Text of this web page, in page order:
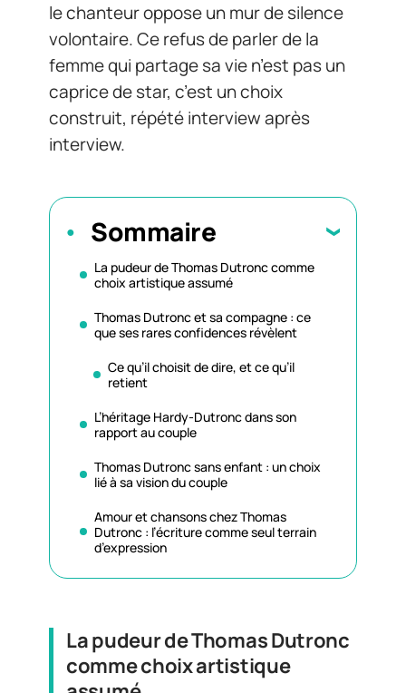
le chanteur oppose un mur de silence
volontaire. Ce refus de parler de la
femme qui partage sa vie n’est pas un
caprice de star, c’est un choix
construit, répété interview après
interview.
Sommaire
La pudeur de Thomas Dutronc comme
choix artistique assumé
Thomas Dutronc et sa compagne : ce
que ses rares confidences révèlent
Ce qu’il choisit de dire, et ce qu’il
retient
L’héritage Hardy-Dutronc dans son
rapport au couple
Thomas Dutronc sans enfant : un choix
lié à sa vision du couple
Amour et chansons chez Thomas
Dutronc : l’écriture comme seul terrain
d’expression
La pudeur de Thomas Dutronc
comme choix artistique